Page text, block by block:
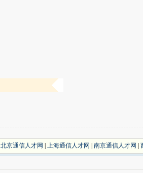
北京通信人才网 上海通信人才网 南京通信人才网